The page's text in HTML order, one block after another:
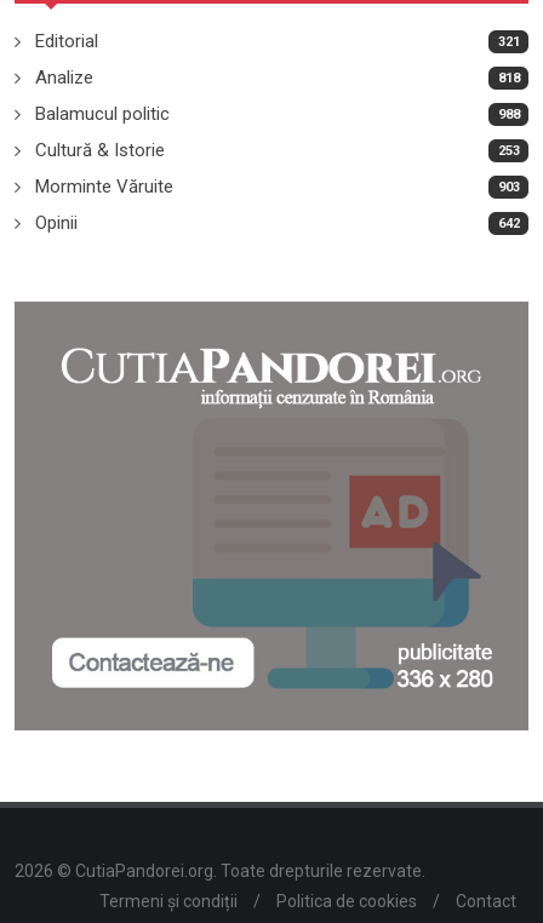
Editorial 321
Analize 818
Balamucul politic 988
Cultură & Istorie 253
Morminte Văruite 903
Opinii 642
2026 © CutiaPandorei.org. Toate drepturile rezervate.
Termeni și condiții
/ Politica de cookies / Contact